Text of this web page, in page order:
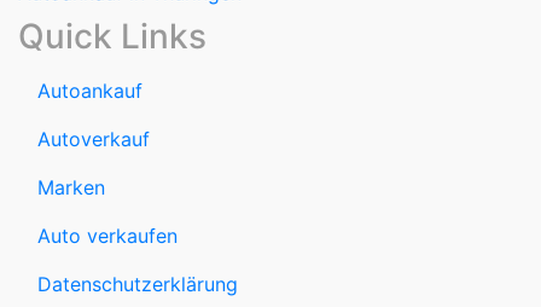
Autoankauf
Autoverkauf
Marken
Auto verkaufen
Datenschutzerklärung
Impressum